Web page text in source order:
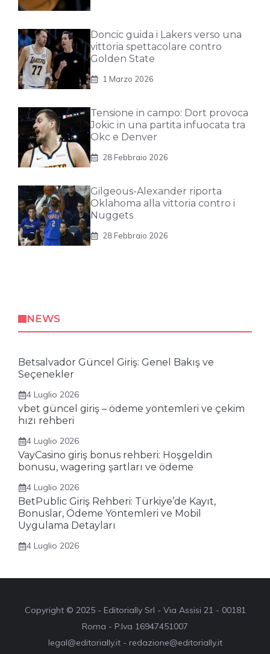
Doncic guida i Lakers verso una
vittoria spettacolare contro
Golden State
1 Marzo 2026
Tensione in campo: Dort provoca
Jokic in una partita infuocata tra
Okc e Denver
28 Febbraio 2026
Gilgeous-Alexander riporta
Oklahoma alla vittoria contro i
Nuggets
28 Febbraio 2026
NEWS
Betsalvador Güncel Giriş: Genel Bakış ve
Seçenekler
4 Luglio 2026
vbet güncel giriş – ödeme yöntemleri ve çekim
hızı rehberi
4 Luglio 2026
VayCasino giriş bonus rehberi: Hoşgeldin
bonusu, wagering şartları ve ödeme
4 Luglio 2026
BetPublic Giriş Rehberi: Türkiye’de Kayıt,
Bonuslar, Ödeme Yöntemleri ve Mobil
Uygulama Detayları
4 Luglio 2026
Copyright © 2025 - Editorially Srl - Via Assisi 21 - 00181
Roma - P.Iva 16947451007
legal@editorially.it - redazione@editorially.it